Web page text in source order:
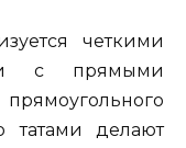
четкими
с прямыми
татами делают